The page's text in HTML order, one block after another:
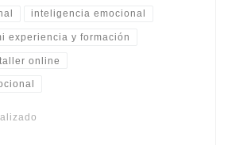
inteligencia emocional
experiencia y formación
taller online